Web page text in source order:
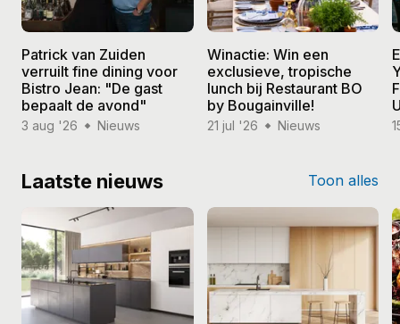
Patrick van Zuiden
verruilt fine dining voor
Bistro Jean: "De gast
bepaalt de avond"
3 aug '26 Nieuws
Winactie: Win een
exclusieve, tropische
lunch bij Restaurant BO
by Bougainville!
21 jul '26 Nieuws
Laatste nieuws Toon alles